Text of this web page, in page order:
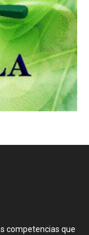
competencias que